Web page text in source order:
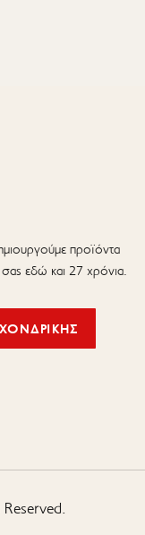
προϊόντα
εδώ και 27 χρόνια.